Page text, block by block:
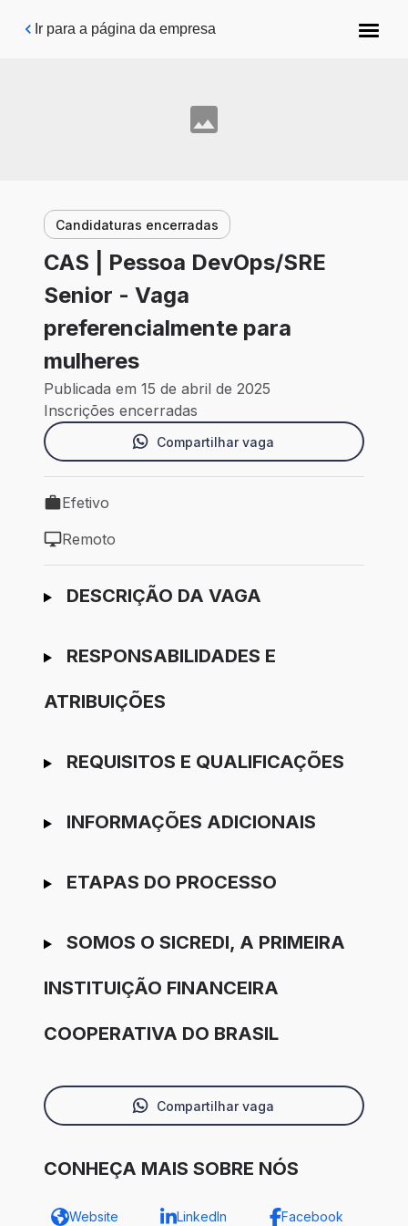
Pular para o conteúdo principal
Ir para a página da empresa
Candidaturas encerradas
CAS | Pessoa DevOps/SRE
Senior - Vaga
preferencialmente para
mulheres
Publicada em 15 de abril de 2025
Inscrições encerradas
Compartilhar vaga
Tipo de vaga: Efetivo
Efetivo
Modelo de trabalho: Remoto
Remoto
Ir para candidatura
DESCRIÇÃO DA VAGA
RESPONSABILIDADES E
ATRIBUIÇÕES
REQUISITOS E QUALIFICAÇÕES
INFORMAÇÕES ADICIONAIS
ETAPAS DO PROCESSO
SOMOS O SICREDI, A PRIMEIRA
INSTITUIÇÃO FINANCEIRA
COOPERATIVA DO BRASIL
Compartilhar vaga
CONHEÇA MAIS SOBRE NÓS
Website LinkedIn Facebook